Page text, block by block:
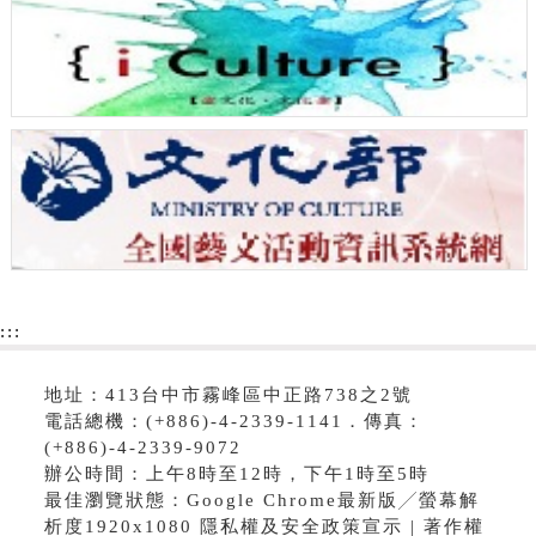
:::
地址：413台中市霧峰區中正路738之2號
電話總機：(+886)-4-2339-1141．傳真：
(+886)-4-2339-9072
辦公時間：上午8時至12時，下午1時至5時
最佳瀏覽狀態：Google Chrome最新版╱螢幕解
析度1920x1080 隱私權及安全政策宣示 | 著作權